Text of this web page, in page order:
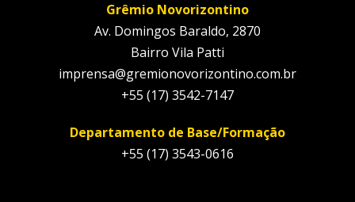
Grêmio Novorizontino
Av. Domingos Baraldo, 2870
Bairro Vila Patti
imprensa@gremionovorizontino.com.br
+55 (17) 3542-7147
Departamento de Base/Formação
+55 (17) 3543-0616